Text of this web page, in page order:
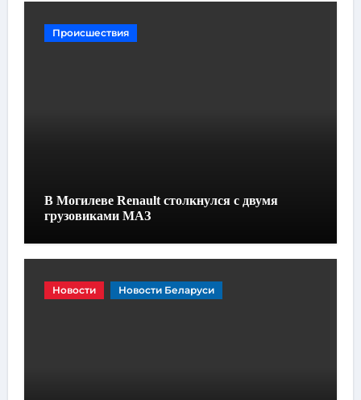
Происшествия
В Могилеве Renault столкнулся с двумя
грузовиками МАЗ
Новости Новости Беларуси